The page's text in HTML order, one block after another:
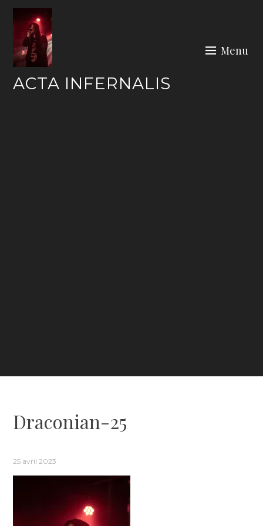
Skip
content
ACTA INFERNALIS
Menu
Draconian-25
25 avril 2023